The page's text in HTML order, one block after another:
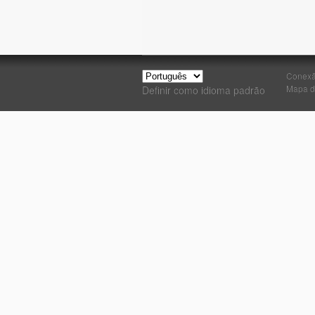
Definir como idioma padrão
Mapa